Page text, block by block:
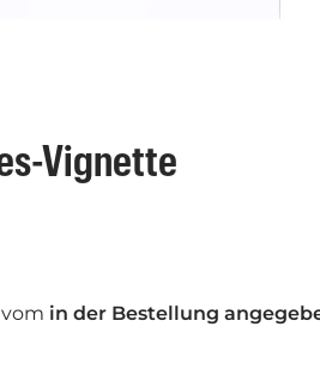
Vignette
in der Bestellung